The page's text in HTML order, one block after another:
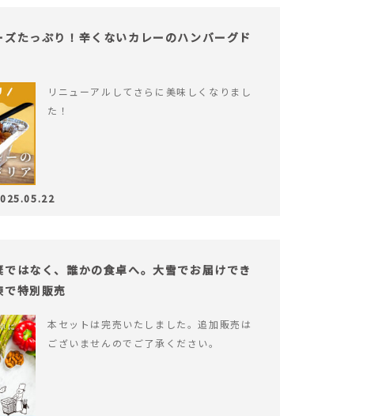
ズたっぷり！辛くないカレーのハンバーグド
リニューアルしてさらに美味しくなりまし
た！
ではなく、誰かの食卓へ。大雪でお届けでき
で特別販売
本セットは完売いたしました。追加販売は
ございませんのでご了承ください。